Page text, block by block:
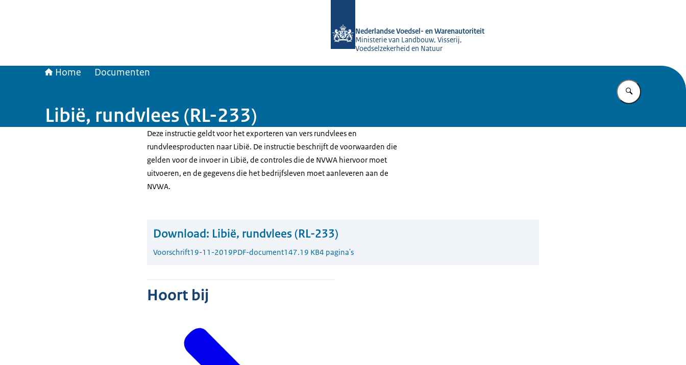
Nederlandse Voedsel- en Warenautoriteit
Ministerie van Landbouw, Visserij,
Voedselzekerheid en Natuur
Home Documenten
Vul in wat u
Libië, rundvlees (RL-233)
Deze instructie geldt voor het exporteren van vers rundvlees en
rundvleesproducten naar Libië. De instructie beschrijft de voorwaarden die
gelden voor de invoer in Libië, de controles die de NVWA hiervoor moet
uitvoeren, en de gegevens die het bedrijfsleven moet aanleveren aan de
NVWA.
Download: Libië, rundvlees (RL-233)
Voorschrift19-11-2019PDF-document147.19 KB4 pagina's
Hoort bij